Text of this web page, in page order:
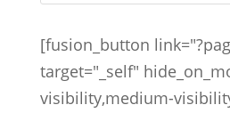
[fusion_button
target="_self"
visibility,medium-